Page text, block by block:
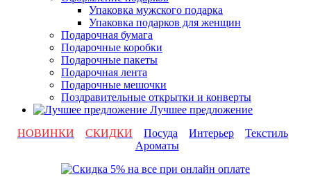
Упаковка мужского подарка
Упаковка подарков для женщин
Подарочная бумага
Подарочные коробки
Подарочные пакеты
Подарочная лента
Подарочные мешочки
Поздравительные открытки и конверты
Лучшее предложение
НОВИНКИ
СКИДКИ Посуда Интерьер
Текстиль
Ароматы